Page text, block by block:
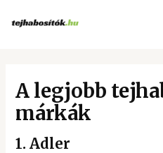
A legjobb
márkák
1. Adler